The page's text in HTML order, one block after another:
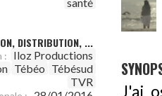
DISTRIBUTION, ...
:
Iloz Productions
Tébéo Tébésud
TVR
J'ai